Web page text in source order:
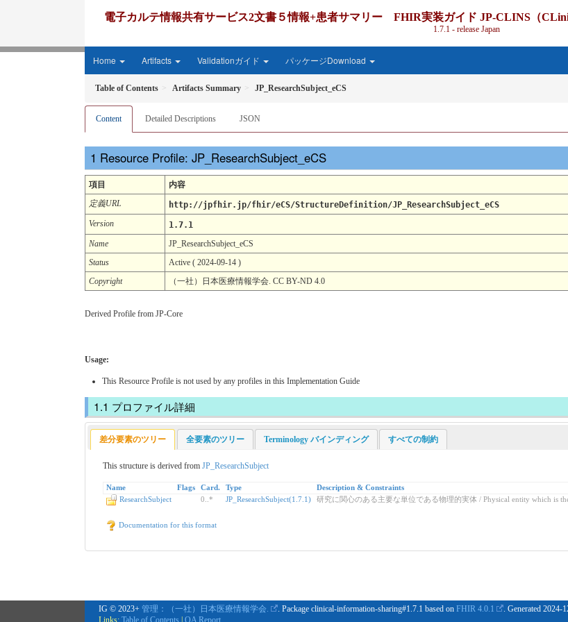
電子カルテ情報共有サービス2文書５情報+患者サマリー FHIR実装ガイド JP-CLINS（
1.7.1 - release Japan
Home Artifacts Validationガイド パッケージDownload
Table of Contents Artifacts Summary JP_ResearchSubject_eCS
Content Detailed Descriptions JSON
Resource Profile: JP_ResearchSubject_eCS
項目
内容
定義URL
http://jpfhir.jp/fhir/eCS/StructureDefinition/JP_ResearchSubject_eCS
Version
1.7.1
Name
JP_ResearchSubject_eCS
Status
Active ( 2024-09-14 )
Copyright
（一社）日本医療情報学会. CC BY-ND 4.0
Derived Profile from JP-Core
Usage:
This Resource Profile is not used by any profiles in this Implementation Guide
プロファイル詳細
差分要素のツリー 全要素のツリー Terminology バインディング すべての制約
This structure is derived from JP_ResearchSubject
Name Flags Card. Type
Description & Constraints
ResearchSubject
0 * JP_ResearchSubject(1.7.1) 研究に関心のある主要な単位である物理的実体 / Physical entity which is
Documentation for this format
IG © 2023+ 管理：（一社）日本医療情報学会. . Package clinical-information-sharing#1.7.1 based on FHIR 4.0.1 . Generated 2024-